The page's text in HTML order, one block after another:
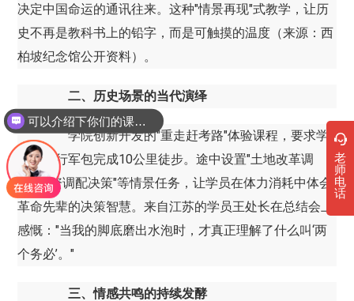
决定中国命运的通讯往来。这种"情景再现"式教学，让历
史不再是教科书上的铅字，而是可触摸的温度（来源：西
柏坡纪念馆公开资料）。
二、历史场景的当代演绎
学院创新开发的"重走赶考路"体验课程，要求学
员背着行军包完成10公里徒步。途中设置"土地改革调
解""物资调配决策"等情景任务，让学员在体力消耗中体会
革命先辈的决策智慧。来自江苏的学员王处长在总结会上
感慨："当我的脚底磨出水泡时，才真正理解了什么叫‘两
个务必’。"
三、情感共鸣的持续发酵
老
师
电
话
可以介绍下你们的课程吗？
你们是怎么收费的呢